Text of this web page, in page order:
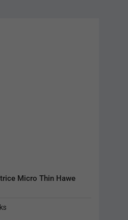
Micro Thin Hawe